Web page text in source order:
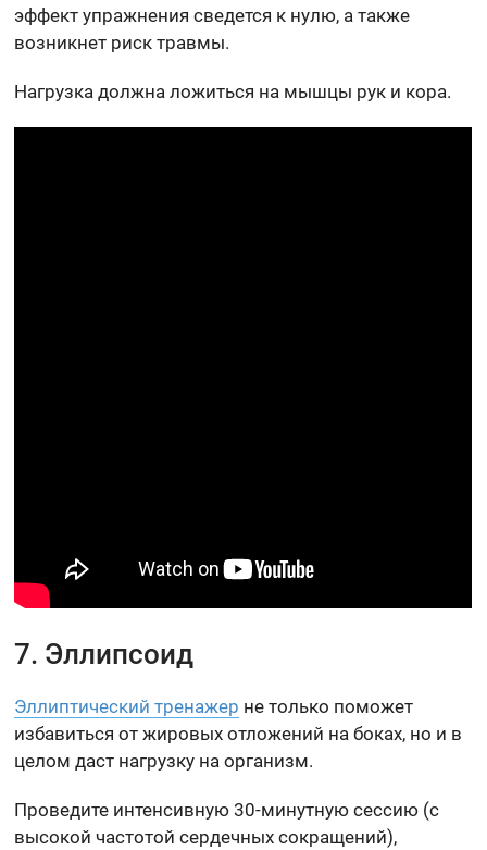
эффект упражнения сведется к нулю, а также
возникнет риск травмы.
Нагрузка должна ложиться на мышцы рук и кора.
7. Эллипсоид
Эллиптический тренажер не только поможет
избавиться от жировых отложений на боках, но и в
целом даст нагрузку на организм.
Проведите интенсивную 30-минутную сессию (с
высокой частотой сердечных сокращений),